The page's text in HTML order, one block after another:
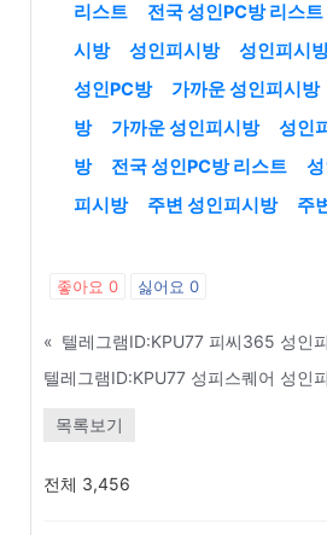
리스트
전국 성인PC방 리스트
시방
성인피시방 성인피시
성인PC방
가까운 성인피시방
방
가까운 성인피시방 성인
방
전국 성인PC방 리스트
피시방
주변 성인피시방 주
좋아요 0 싫어요 0
«
목록보기
전체 3,456